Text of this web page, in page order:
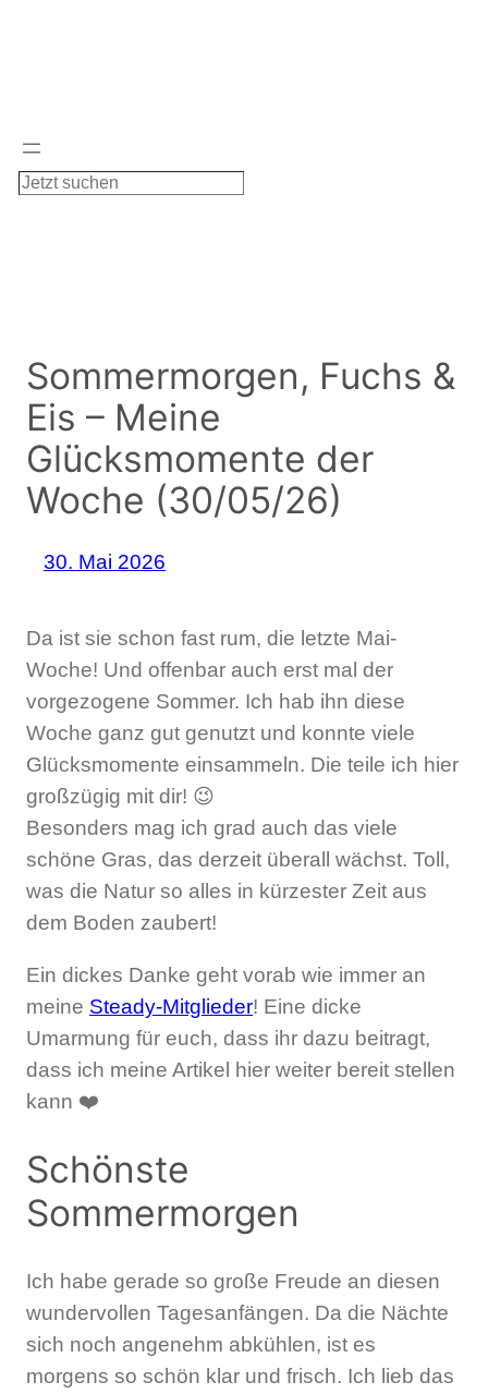
S
Sommermorgen, Fuchs &
Eis – Meine
Glücksmomente der
Woche (30/05/26)
30. Mai 2026
Da ist sie schon fast rum, die letzte Mai-
Woche! Und offenbar auch erst mal der
vorgezogene Sommer. Ich hab ihn diese
Woche ganz gut genutzt und konnte viele
Glücksmomente einsammeln. Die teile ich hier
großzügig mit dir! 😉
Besonders mag ich grad auch das viele
schöne Gras, das derzeit überall wächst. Toll,
was die Natur so alles in kürzester Zeit aus
dem Boden zaubert!
Ein dickes Danke geht vorab wie immer an
meine Steady-Mitglieder! Eine dicke
Umarmung für euch, dass ihr dazu beitragt,
dass ich meine Artikel hier weiter bereit stellen
kann ❤️
Schönste
Sommermorgen
Ich habe gerade so große Freude an diesen
wundervollen Tagesanfängen. Da die Nächte
sich noch angenehm abkühlen, ist es
morgens so schön klar und frisch. Ich lieb das